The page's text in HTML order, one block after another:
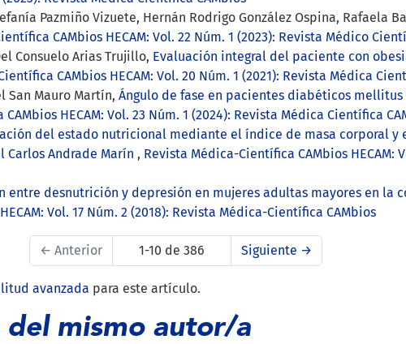
Pazmiño Vizuete, Hernán Rodrigo González Ospina, Rafaela
CAMbios HECAM: Vol. 22 Núm. 1 (2023): Revista Médico
Consuelo Arias Trujillo, Evaluación integral del paciente con
CAMbios HECAM: Vol. 20 Núm. 1 (2021): Revista Médica
San Mauro Martín, Ángulo de fase en pacientes diabéticos
HECAM: Vol. 23 Núm. 1 (2024): Revista Médica Científica
del estado nutricional mediante el índice de masa corporal y
Andrade Marín , Revista Médica-Científica CAMbios HECAM:
entre desnutrición y depresión en mujeres adultas mayores en la
Vol. 17 Núm. 2 (2018): Revista Médica-Científica CAMbios
← Anterior 1-10 de 386 Siguiente →
avanzada para este artículo.
mismo autor/a